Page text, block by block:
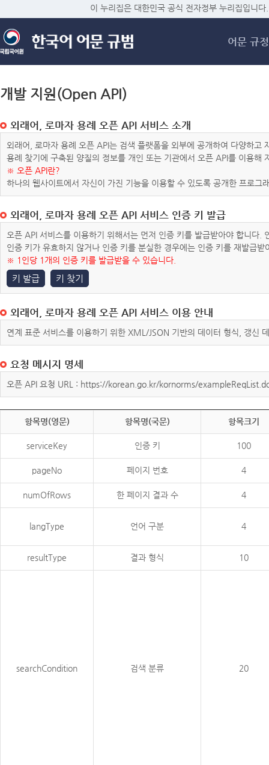
메
이 누리집은 대한민국 공식 전자정부 누리집입니다.
어문 규정
개발 지원(Open API)
외래어, 로마자 용례 오픈 API 서비스 소개
외래어, 로마자 용례 오픈 API는 검색 플랫폼을 외부에 공개하여 다양하
용례 찾기에 구축된 양질의 정보를 개인 또는 기관에서 오픈 API를 이용해
※ 오픈 API란?
하나의 웹사이트에서 자신이 가진 기능을 이용할 수 있도록 공개한 프로그
외래어, 로마자 용례 오픈 API 서비스 인증 키 발급
오픈 API 서비스를 이용하기 위해서는 먼저 인증 키를 발급받아야 합니다
인증 키가 유효하지 않거나 인증 키를 분실한 경우에는 인증 키를 재발급받
※ 1인당 1개의 인증 키를 발급받을 수 있습니다.
키 발급 키 찾기
외래어, 로마자 용례 오픈 API 서비스 이용 안내
연계 표준 서비스를 이용하기 위한 XML/JSON 기반의 데이터 형식, 갱신
요청 메시지 명세
오픈 API 요청 URL : https://korean.go.kr/kornorms/
항목명(영문) 항목명(국문) 항목크기
serviceKey 인증 키 100
pageNo 페이지 번호 4
numOfRows 한 페이지 결과 수 4
langType 언어 구분 4
resultType 결과 형식 10
searchCondition 검색 분류 20